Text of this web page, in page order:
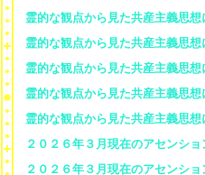
霊的な観点から見た共産主義思
霊的な観点から見た共産主義思
霊的な観点から見た共産主義思
霊的な観点から見た共産主義思
霊的な観点から見た共産主義思
２０２６年３月現在のアセンシ
２０２６年３月現在のアセンシ